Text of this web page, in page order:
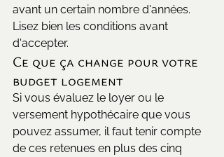
avant un certain nombre d'années.
Lisez bien les conditions avant
d'accepter.
Ce que ça change pour votre
budget logement
Si vous évaluez le loyer ou le
versement hypothécaire que vous
pouvez assumer, il faut tenir compte
de ces retenues en plus des cinq